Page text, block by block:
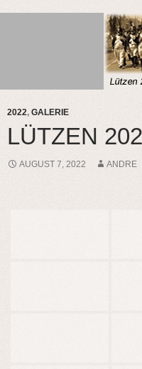
2022, GALERIE
LÜTZEN
AUGUST 7, 2022 ANDRE